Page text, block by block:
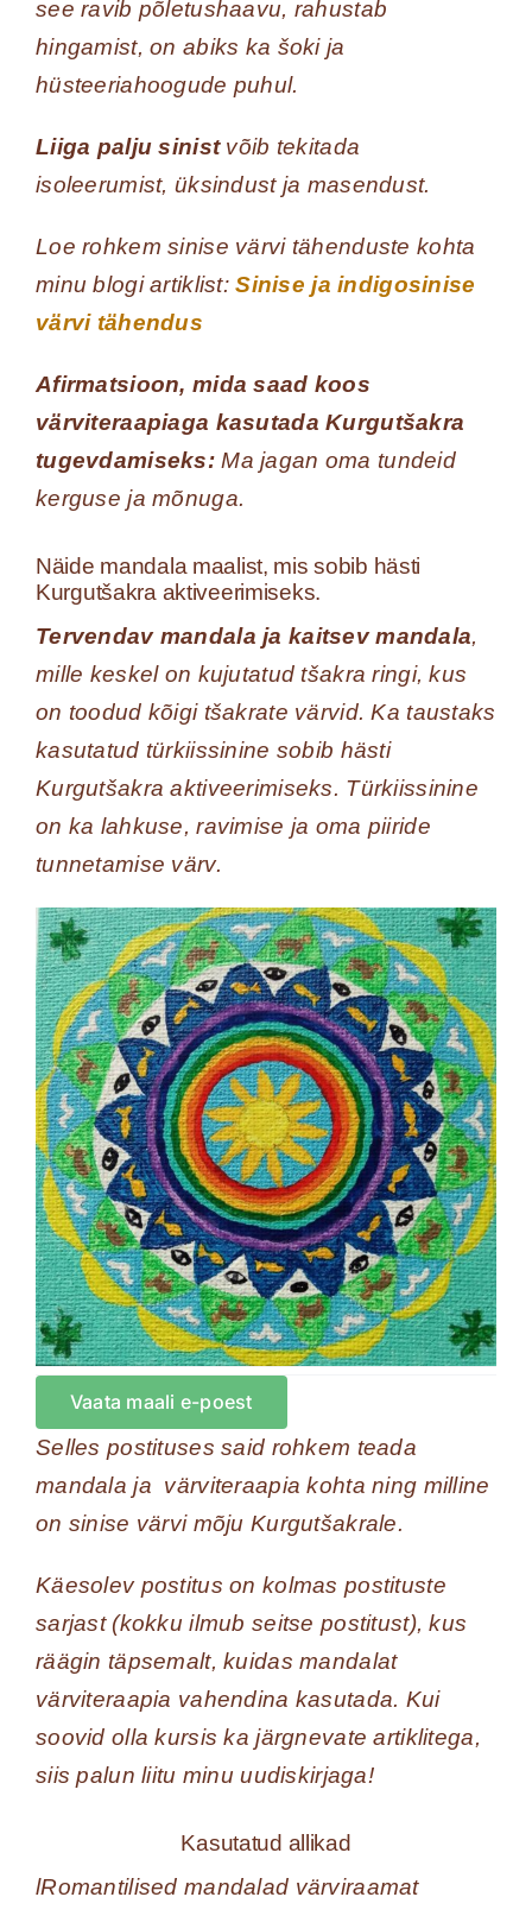
see ravib põletushaavu, rahustab
hingamist, on abiks ka šoki ja
hüsteeriahoogude puhul.
Liiga palju sinistvõib tekitada
isoleerumist, üksindust ja masendust.
Loe rohkem sinise värvi tähenduste kohta
minu blogi artiklist:Sinise ja indigosinise
värvi tähendus
Afirmatsioon, mida saad koos
värviteraapiaga kasutada Kurgutšakra
tugevdamiseks:Ma jagan oma tundeid
kerguse ja mõnuga.
Näide mandala maalist, mis sobib hästi
Kurgutšakra aktiveerimiseks.
Tervendav mandala ja kaitsev mandala,
mille keskel on kujutatud tšakra ringi, kus
on toodud kõigi tšakrate värvid. Ka taustaks
kasutatud türkiissinine sobib hästi
Kurgutšakra aktiveerimiseks. Türkiissinine
on ka lahkuse, ravimise ja oma piiride
tunnetamise värv.
Vaata maali e-poest
Selles postituses said rohkem teada
mandala ja värviteraapia kohta ning milline
on sinise värvi mõju Kurgutšakrale.
Käesolev postitus on kolmas postituste
sarjast (kokku ilmub seitse postitust), kus
räägin täpsemalt, kuidas mandalat
värviteraapia vahendina kasutada. Kui
soovid olla kursis ka järgnevate artiklitega,
siis palun liitu minu uudiskirjaga!
Kasutatud allikad
lRomantilised mandalad värviraamat